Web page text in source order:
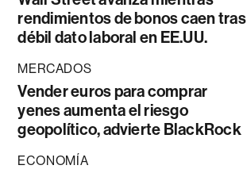
rendimientos de bonos caen tras
débil dato laboral en EE.UU.
MERCADOS
Vender euros para comprar
yenes aumenta el riesgo
geopolítico, advierte BlackRock
ECONOMÍA